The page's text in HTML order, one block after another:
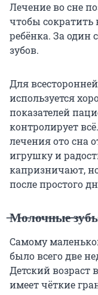
Лечение во сне
чтобы сократить
ребёнка. За один
зубов.
Для
используется
показателей
контролирует
лечения ото сна
игрушку и
капризничают,
после простого
̶М̶о̶л̶о̶ч̶н̶ы̶е̶
Самому
было всего две
Детский возраст
имеет чёткие